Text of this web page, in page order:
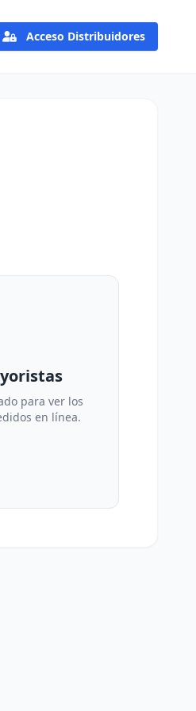
Acceso Distribuidores
para ver los
en línea.